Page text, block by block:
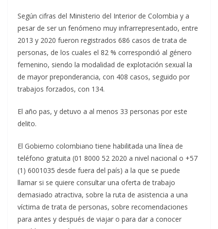
Según cifras del Ministerio del Interior de Colombia y a
pesar de ser un fenómeno muy infrarrepresentado, entre
2013 y 2020 fueron registrados 686 casos de trata de
personas, de los cuales el 82 % correspondió al género
femenino, siendo la modalidad de explotación sexual la
de mayor preponderancia, con 408 casos, seguido por
trabajos forzados, con 134.
El año pas, y detuvo a al menos 33 personas por este
delito.
El Gobierno colombiano tiene habilitada una línea de
teléfono gratuita (01 8000 52 2020 a nivel nacional o +57
(1) 6001035 desde fuera del país) a la que se puede
llamar si se quiere consultar una oferta de trabajo
demasiado atractiva, sobre la ruta de asistencia a una
víctima de trata de personas, sobre recomendaciones
para antes y después de viajar o para dar a conocer